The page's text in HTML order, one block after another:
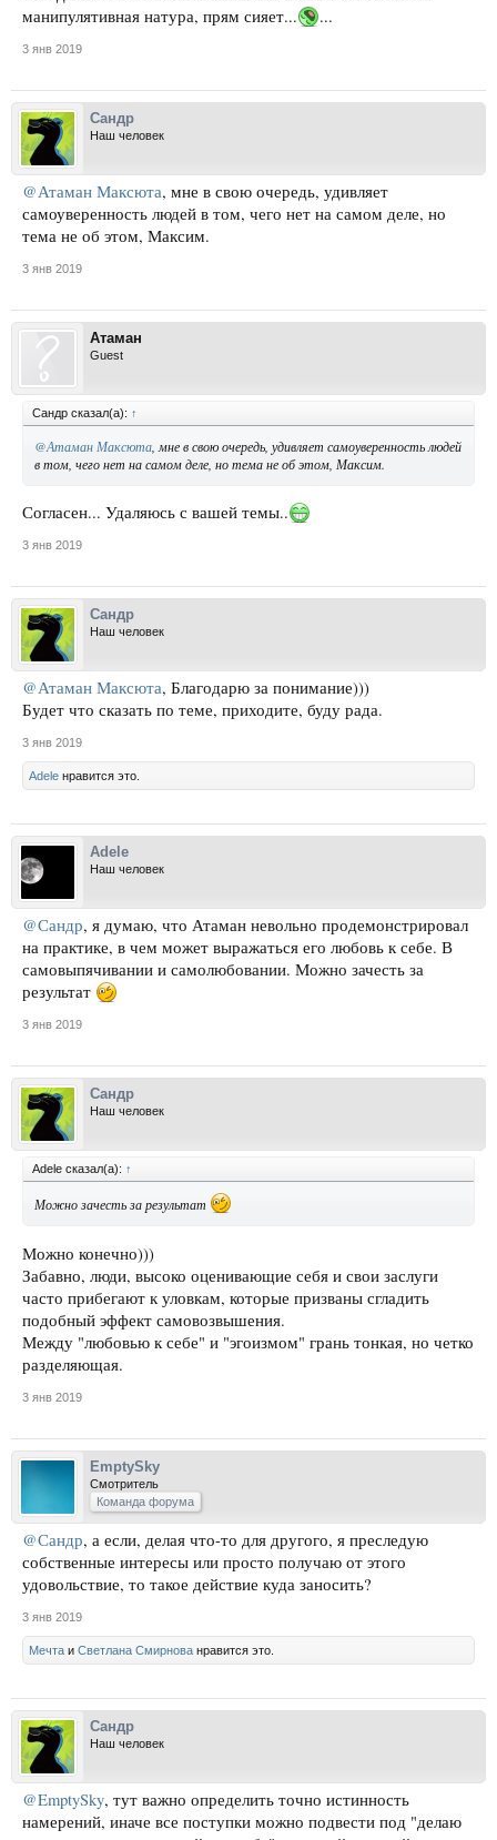
манипулятивная натура, прям сияет...
...
3 янв 2019
Сандр
Наш человек
@Атаман Максюта, мне в свою очередь, удивляет
самоуверенность людей в том, чего нет на самом деле, но
тема не об этом, Максим.
3 янв 2019
Атаман
Guest
Сандр сказал(а): ↑
@Атаман Максюта , мне в свою очередь, удивляет самоуверенность людей
в том, чего нет на самом деле, но тема не об этом, Максим.
Согласен... Удаляюсь с вашей темы..
3 янв 2019
Сандр
Наш человек
@Атаман Максюта, Благодарю за понимание)))
Будет что сказать по теме, приходите, буду рада.
3 янв 2019
Adele нравится это.
Adele
Наш человек
@Сандр, я думаю, что Атаман невольно продемонстрировал
на практике, в чем может выражаться его любовь к себе. В
самовыпячивании и самолюбовании. Можно зачесть за
результат
3 янв 2019
Сандр
Наш человек
Adele сказал(а): ↑
Можно зачесть за результат
Можно конечно)))
Забавно, люди, высоко оценивающие себя и свои заслуги
часто прибегают к уловкам, которые призваны сгладить
подобный эффект самовозвышения.
Между "любовью к себе" и "эгоизмом" грань тонкая, но четко
разделяющая.
3 янв 2019
EmptySky
Смотритель
Команда форума
@Сандр, а если, делая что-то для другого, я преследую
собственные интересы или просто получаю от этого
удовольствие, то такое действие куда заносить?
3 янв 2019
Мечта и Светлана Смирнова нравится это.
Сандр
Наш человек
@EmptySky, тут важно определить точно истинность
намерений, иначе все поступки можно подвести под "делаю